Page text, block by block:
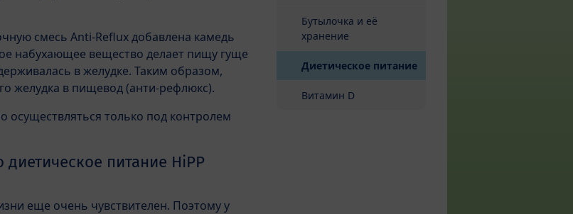
смесь Anti-Reflux добавлена камедь
набухающее вещество делает пищу гуще
в желудке. Таким образом,
желудка в пищевод (анти-рефлюкс).
только под контролем
питание HiPP
еще очень чувствителен. Поэтому у
Бутылочка и её
хранение
Диетическое питание(current)
Витамин D